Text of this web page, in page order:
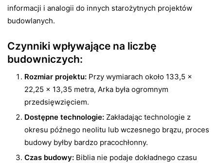
informacji i analogii do innych starożytnych projektów
budowlanych.
Czynniki wpływające na liczbę
budowniczych:
Rozmiar projektu: Przy wymiarach około 133,5 x
22,25 x 13,35 metra, Arka była ogromnym
przedsięwzięciem.
Dostępne technologie: Zakładając technologie z
okresu późnego neolitu lub wczesnego brązu, proces
budowy byłby bardzo pracochłonny.
Czas budowy: Biblia nie podaje dokładnego czasu